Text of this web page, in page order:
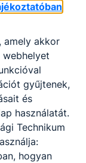
melyre
számára
osztályok
ki
amely akkor
webhelyet
gyűjtenek,
és
használatát.
Technikum
hogyan